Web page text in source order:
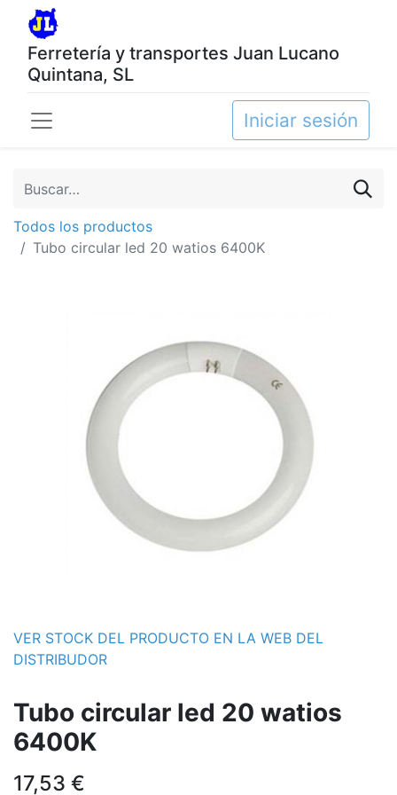
Ferretería y transportes Juan Lucano
Quintana, SL
Iniciar sesión
Todos los productos
Tubo circular led 20 watios 6400K
VER STOCK DEL PRODUCTO EN LA WEB DEL
DISTRIBUDOR
Tubo circular led 20 watios
6400K
17,53 €